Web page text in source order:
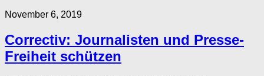
November 6, 2019
Correctiv: Journalisten und Presse-
Freiheit schützen